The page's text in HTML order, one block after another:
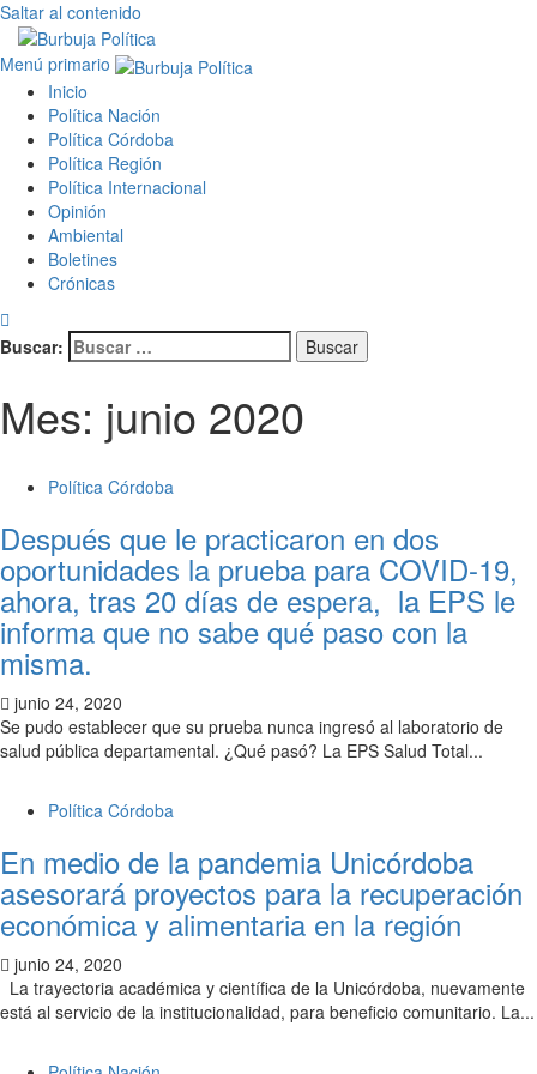
Saltar al contenido
Menú primario
Inicio
Política Nación
Política Córdoba
Política Región
Política Internacional
Opinión
Ambiental
Boletines
Crónicas
Buscar:
Mes: junio 2020
Política Córdoba
Después que le practicaron en dos
oportunidades la prueba para COVID-19,
ahora, tras 20 días de espera, la EPS le
informa que no sabe qué paso con la
misma.
junio 24, 2020
Se pudo establecer que su prueba nunca ingresó al laboratorio de
salud pública departamental. ¿Qué pasó? La EPS Salud Total...
Política Córdoba
En medio de la pandemia Unicórdoba
asesorará proyectos para la recuperación
económica y alimentaria en la región
junio 24, 2020
La trayectoria académica y científica de la Unicórdoba, nuevamente
está al servicio de la institucionalidad, para beneficio comunitario. La...